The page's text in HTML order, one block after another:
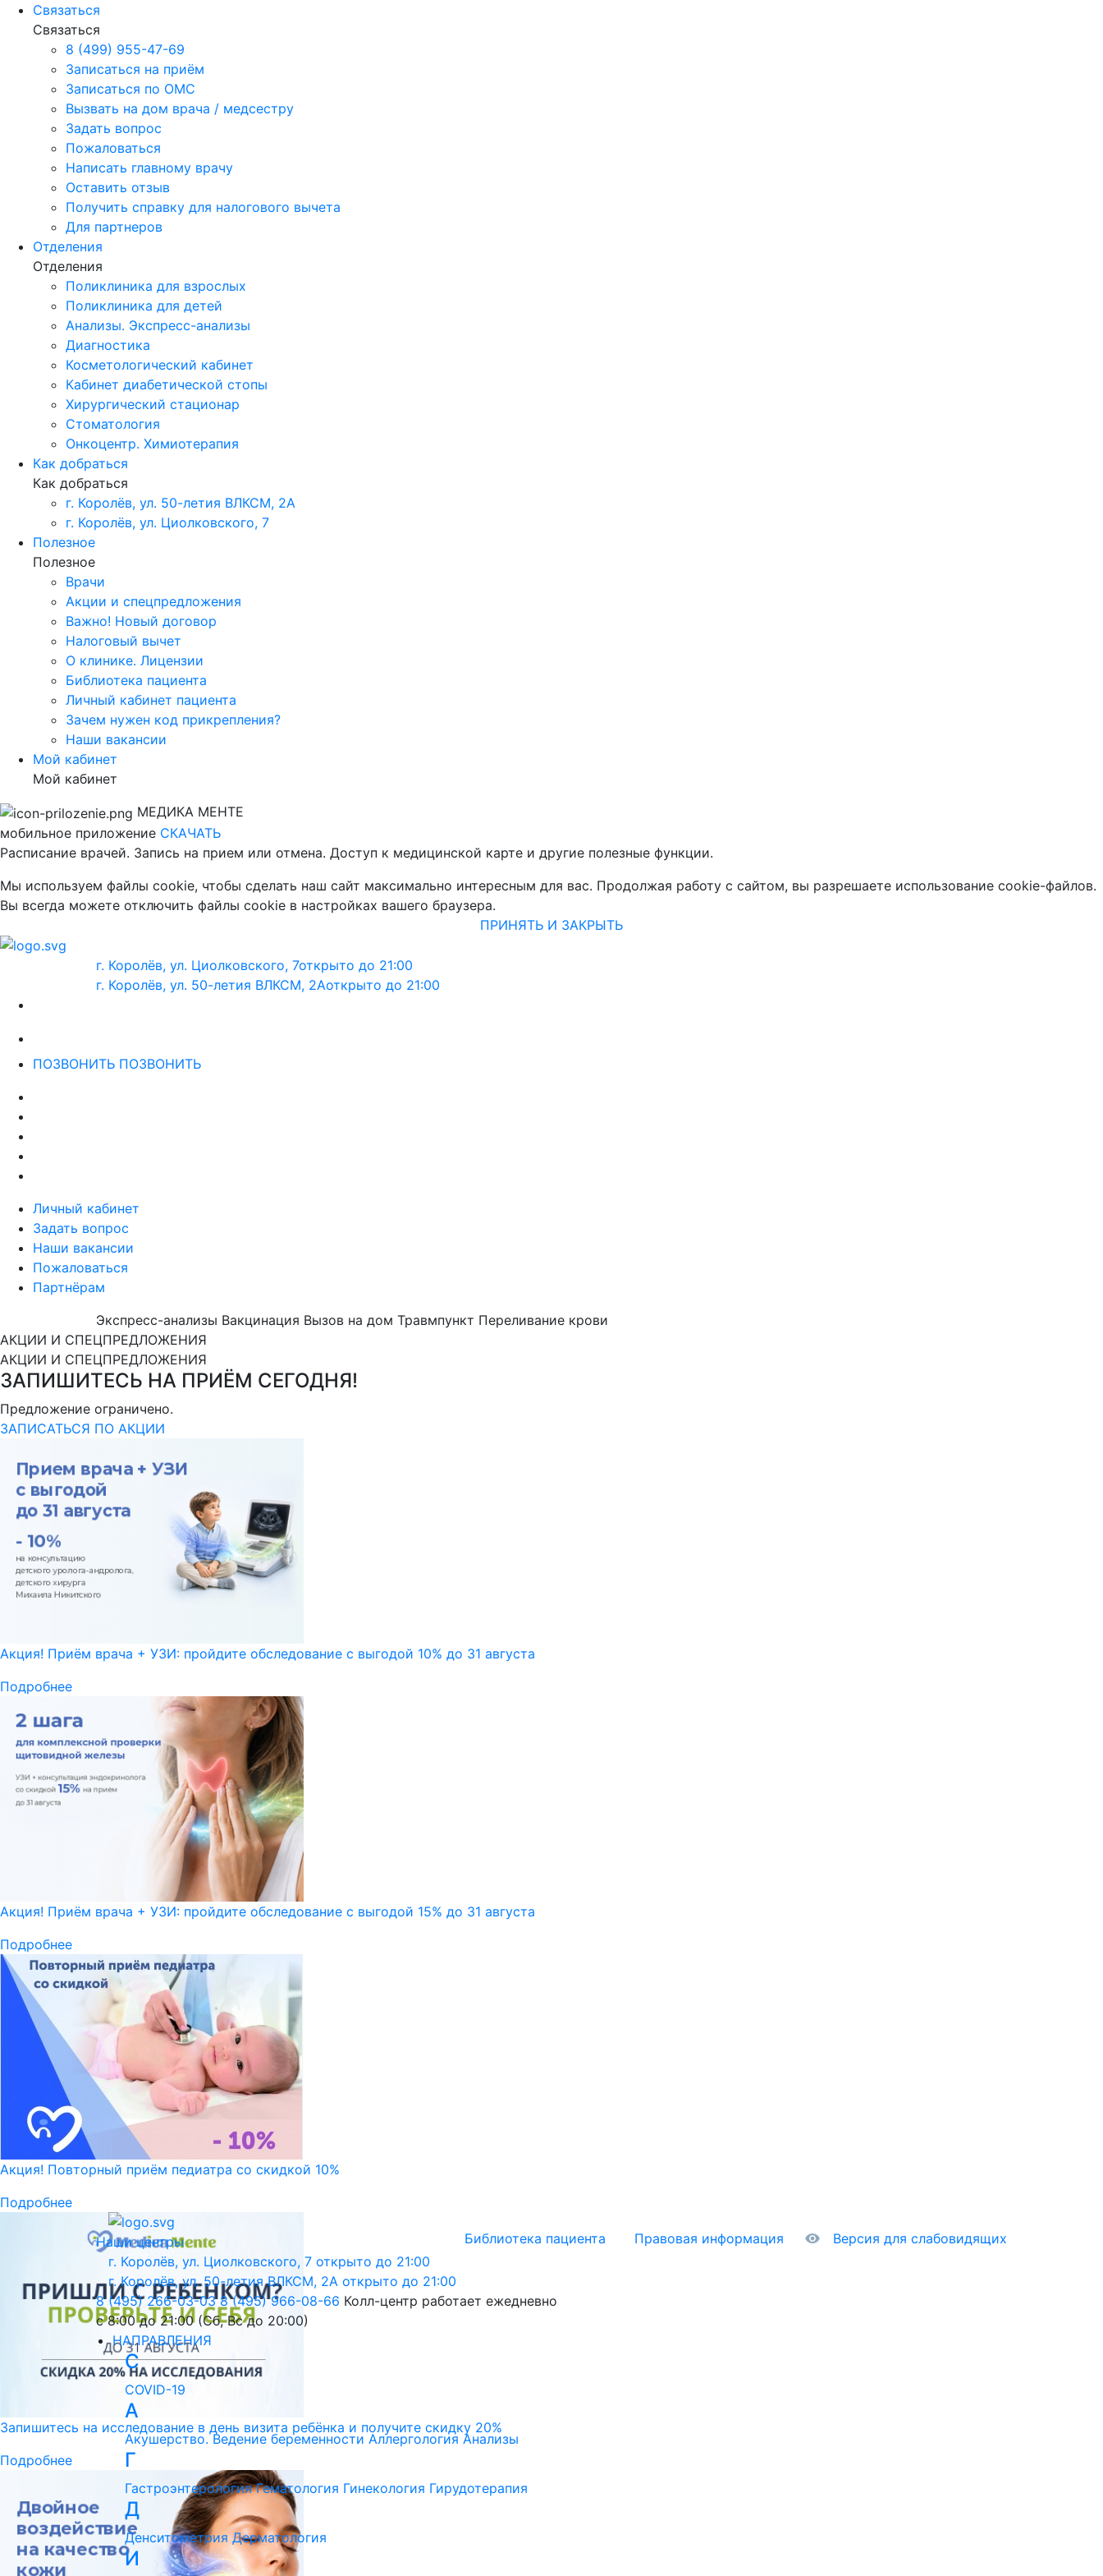
Связаться
Связаться
8 (499) 955-47-69
Записаться на приём
Записаться по ОМС
Вызвать на дом врача / медсестру
Задать вопрос
Пожаловаться
Написать главному врачу
Оставить отзыв
Получить справку для налогового вычета
Для партнеров
Отделения
Отделения
Поликлиника для взрослых
Поликлиника для детей
Анализы. Экспресс-анализы
Диагностика
Косметологический кабинет
Кабинет диабетической стопы
Хирургический стационар
Стоматология
Онкоцентр. Химиотерапия
Как добраться
Как добраться
г. Королёв, ул. 50-летия ВЛКСМ, 2А
г. Королёв, ул. Циолковского, 7
Полезное
Полезное
Врачи
Акции и спецпредложения
Важно! Новый договор
Налоговый вычет
О клинике. Лицензии
Библиотека пациента
Личный кабинет пациента
Зачем нужен код прикрепления?
Наши вакансии
Мой кабинет
Мой кабинет
МЕДИКА МЕНТЕ
мобильное приложение СКАЧАТЬ
Расписание врачей. Запись на прием или отмена. Доступ к медицинской карте и другие полезные функции.
Мы используем файлы cookie, чтобы сделать наш сайт максимально интересным для вас. Продолжая работу с сайтом, вы разрешаете использование cookie-файлов.
Вы всегда можете отключить файлы cookie в настройках вашего браузера.
ПРИНЯТЬ И ЗАКРЫТЬ
г. Королёв, ул. Циолковского, 7открыто до 21:00
г. Королёв, ул. 50-летия ВЛКСМ, 2Аоткрыто до 21:00
ПОЗВОНИТЬ ПОЗВОНИТЬ
Личный кабинет
Задать вопрос
Наши вакансии
Пожаловаться
Партнёрам
Экспресс-анализы Вакцинация Вызов на дом Травмпункт Переливание крови
АКЦИИ И СПЕЦПРЕДЛОЖЕНИЯ
АКЦИИ И СПЕЦПРЕДЛОЖЕНИЯ
ЗАПИШИТЕСЬ НА ПРИЁМ СЕГОДНЯ!
Предложение ограничено.
ЗАПИСАТЬСЯ ПО АКЦИИ
Акция! Приём врача + УЗИ: пройдите обследование с выгодой 10% до 31 августа
Подробнее
Акция! Приём врача + УЗИ: пройдите обследование с выгодой 15% до 31 августа
Подробнее
Акция! Повторный приём педиатра со скидкой 10%
Подробнее
Запишитесь на исследование в день визита ребёнка и получите скидку 20%
Подробнее
Библиотека пациента Правовая информация Версия для слабовидящих
Наши центры
г. Королёв, ул. Циолковского, 7 открыто до 21:00
г. Королёв, ул. 50-летия ВЛКСМ, 2А открыто до 21:00
8 (495) 266-03-03 8 (495) 966-08-66 Колл-центр работает ежедневно
с 8:00 до 21:00 (Сб, Вс до 20:00)
НАПРАВЛЕНИЯ
C
COVID-19
А
Акушерство. Ведение беременности Аллергология Анализы
Г
Гастроэнтерология Гематология Гинекология Гирудотерапия
Д
Денситометрия Дерматология
И